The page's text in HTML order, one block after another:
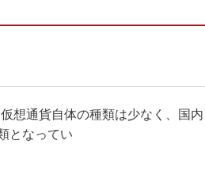
想通貨自体の種類は少なく、国内
となってい